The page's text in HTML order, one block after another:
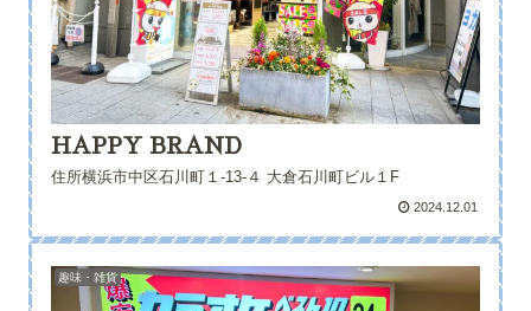
HAPPY BRAND
住所横浜市中区石川町１-13-４ 大倉石川町ビル１F
2024.12.01
趣味・雑貨